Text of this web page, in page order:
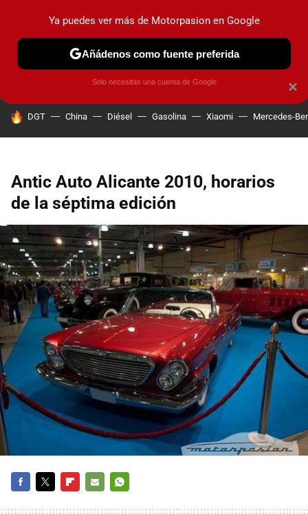
PRUEBAS COCHES ELÉCTRICOS OBSERVATORIO
HOY SE HABLA DE
DGT China Diésel Gasolina Xiaomi Mercedes-
Antic Auto Alicante 2010, horarios
de la séptima edición
×
Ya puedes ver más de Motorpasion en Google
Añádenos como fuente preferida
Solo necesitas una cuenta de Google